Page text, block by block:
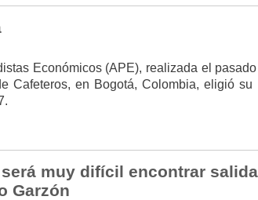
Económicos (APE), realizada el
Cafeteros, en Bogotá, Colombia, eligió su
muy difícil encontrar
Garzón